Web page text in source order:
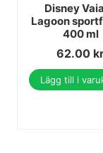
Disney
Lagoon
400 ml
62.00
Lägg till i